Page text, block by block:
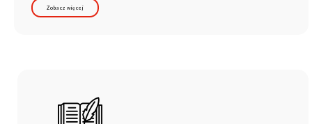
Zobacz więcej